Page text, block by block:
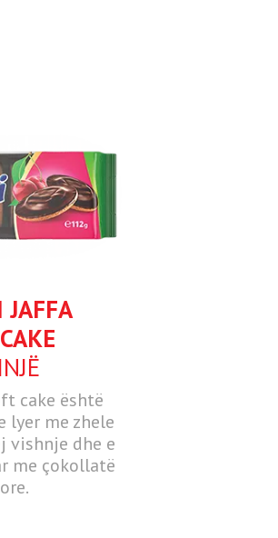
cake është
lyer me zhele
vishnje dhe e
mе çokollatë